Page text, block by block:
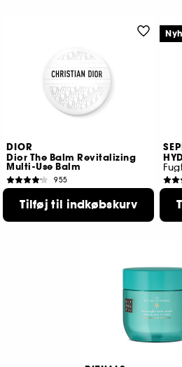
DIOR
Dior The Balm Revitalizing
Multi-Use Balm
955
Tilføj til indkøbskurv